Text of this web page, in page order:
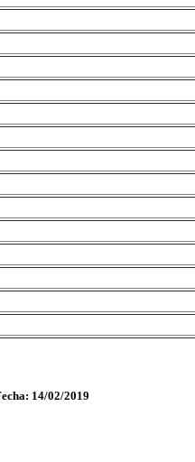
14/02/2019